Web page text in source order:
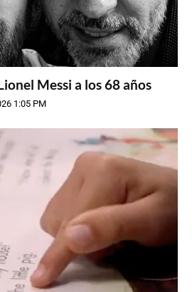
Messi a los 68 años
1:05 PM